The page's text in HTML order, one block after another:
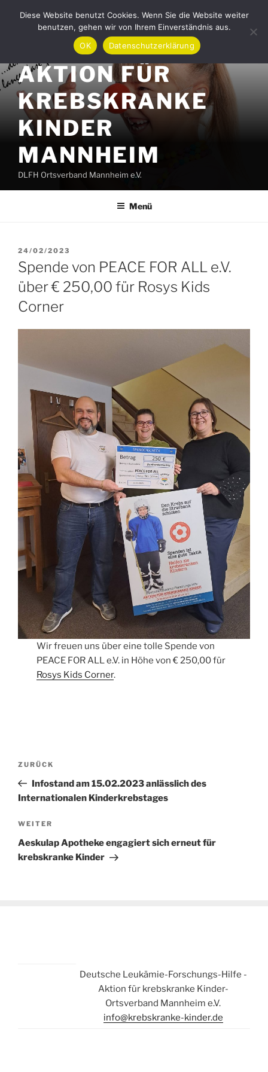
Inhalt
AKTION FÜR
KREBSKRANKE
KINDER
MANNHEIM
DLFH Ortsverband Mannheim e.V.
Menü
VERÖFFENTLICHT
AM
24/02/2023
Spende von PEACE FOR ALL e.V.
über € 250,00 für Rosys Kids
Corner
Wir freuen uns über eine tolle Spende von
PEACE FOR ALL e.V. in Höhe von € 250,00 für
Rosys Kids Corner.
Beitragsnavigation
Vorheriger
Beitrag
ZURÜCK
Infostand am 15.02.2023 anlässlich des
Internationalen Kinderkrebstages
Nächster
Beitrag
WEITER
Aeskulap Apotheke engagiert sich erneut für
krebskranke Kinder
Deutsche Leukämie-Forschungs-Hilfe -
Aktion für krebskranke Kinder-
Ortsverband Mannheim e.V.
info@krebskranke-kinder.de
Diese Website benutzt Cookies. Wenn Sie die Website weiter
benutzen, gehen wir von Ihrem Einverständnis aus.
OK
Datenschutzerklärung